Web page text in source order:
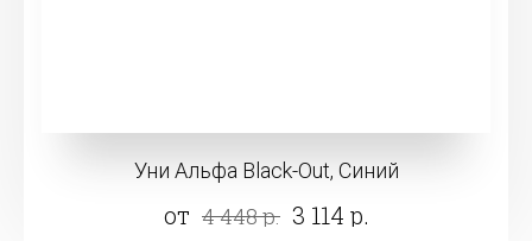
Уни Альфа Black-Out, Синий
от 4 448 р. 3 114 р.